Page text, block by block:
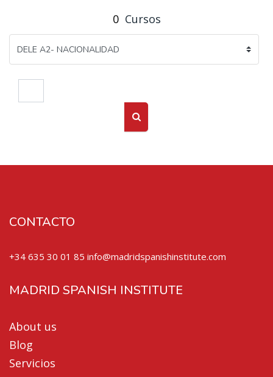
0 Cursos
CONTACTO
+34 635 30 01 85 info@madridspanishinstitute.com
MADRID SPANISH INSTITUTE
About us
Blog
Servicios